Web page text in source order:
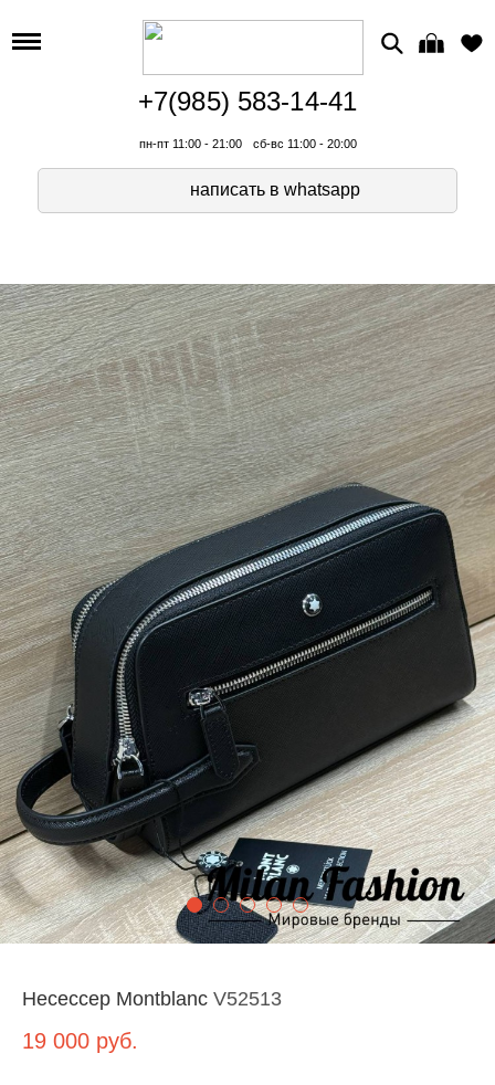
+7(985) 583-14-41
пн-пт 11:00 - 21:00 сб-вс 11:00 - 20:00
написать в whatsapp
Несессер Montblanc V52513
19 000 руб.